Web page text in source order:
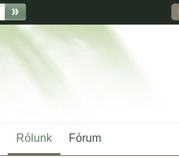
Rólunk Fórum